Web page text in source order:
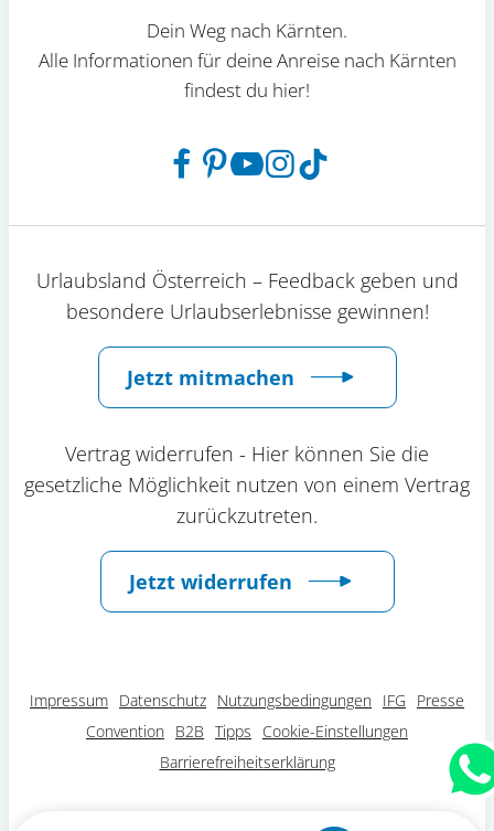
Dein Weg nach Kärnten.
Alle Informationen für deine Anreise nach Kärnten
findest du hier!
Urlaubsland Österreich – Feedback geben und
besondere Urlaubserlebnisse gewinnen!
Jetzt mitmachen
Vertrag widerrufen - Hier können Sie die
gesetzliche Möglichkeit nutzen von einem Vertrag
zurückzutreten.
Jetzt widerrufen
Impressum Datenschutz Nutzungsbedingungen IFG
Presse
Convention
B2B Tipps
Cookie-Einstellungen
Barrierefreiheitserklärung